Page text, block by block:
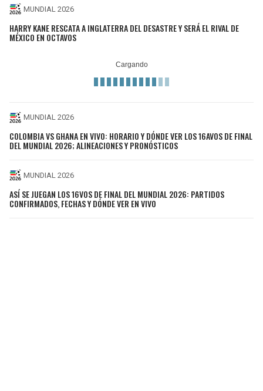
MUNDIAL 2026
HARRY KANE RESCATA A INGLATERRA DEL DESASTRE Y SERÁ EL RIVAL DE
MÉXICO EN OCTAVOS
MUNDIAL 2026
COLOMBIA VS GHANA EN VIVO: HORARIO Y DÓNDE VER LOS 16AVOS DE FINAL
DEL MUNDIAL 2026; ALINEACIONES Y PRONÓSTICOS
MUNDIAL 2026
ASÍ SE JUEGAN LOS 16VOS DE FINAL DEL MUNDIAL 2026: PARTIDOS
CONFIRMADOS, FECHAS Y DÓNDE VER EN VIVO